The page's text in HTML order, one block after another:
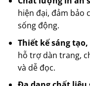
hiện đại, đảm bảo
sống động.
Thiết kế sáng
hỗ trợ dàn trang,
và dễ đọc.